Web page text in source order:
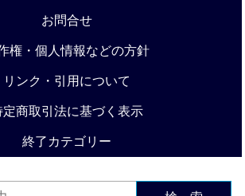
お問合せ
権・個人情報などの方針
リンク・引用について
定商取引法に基づく表示
終了カテゴリー